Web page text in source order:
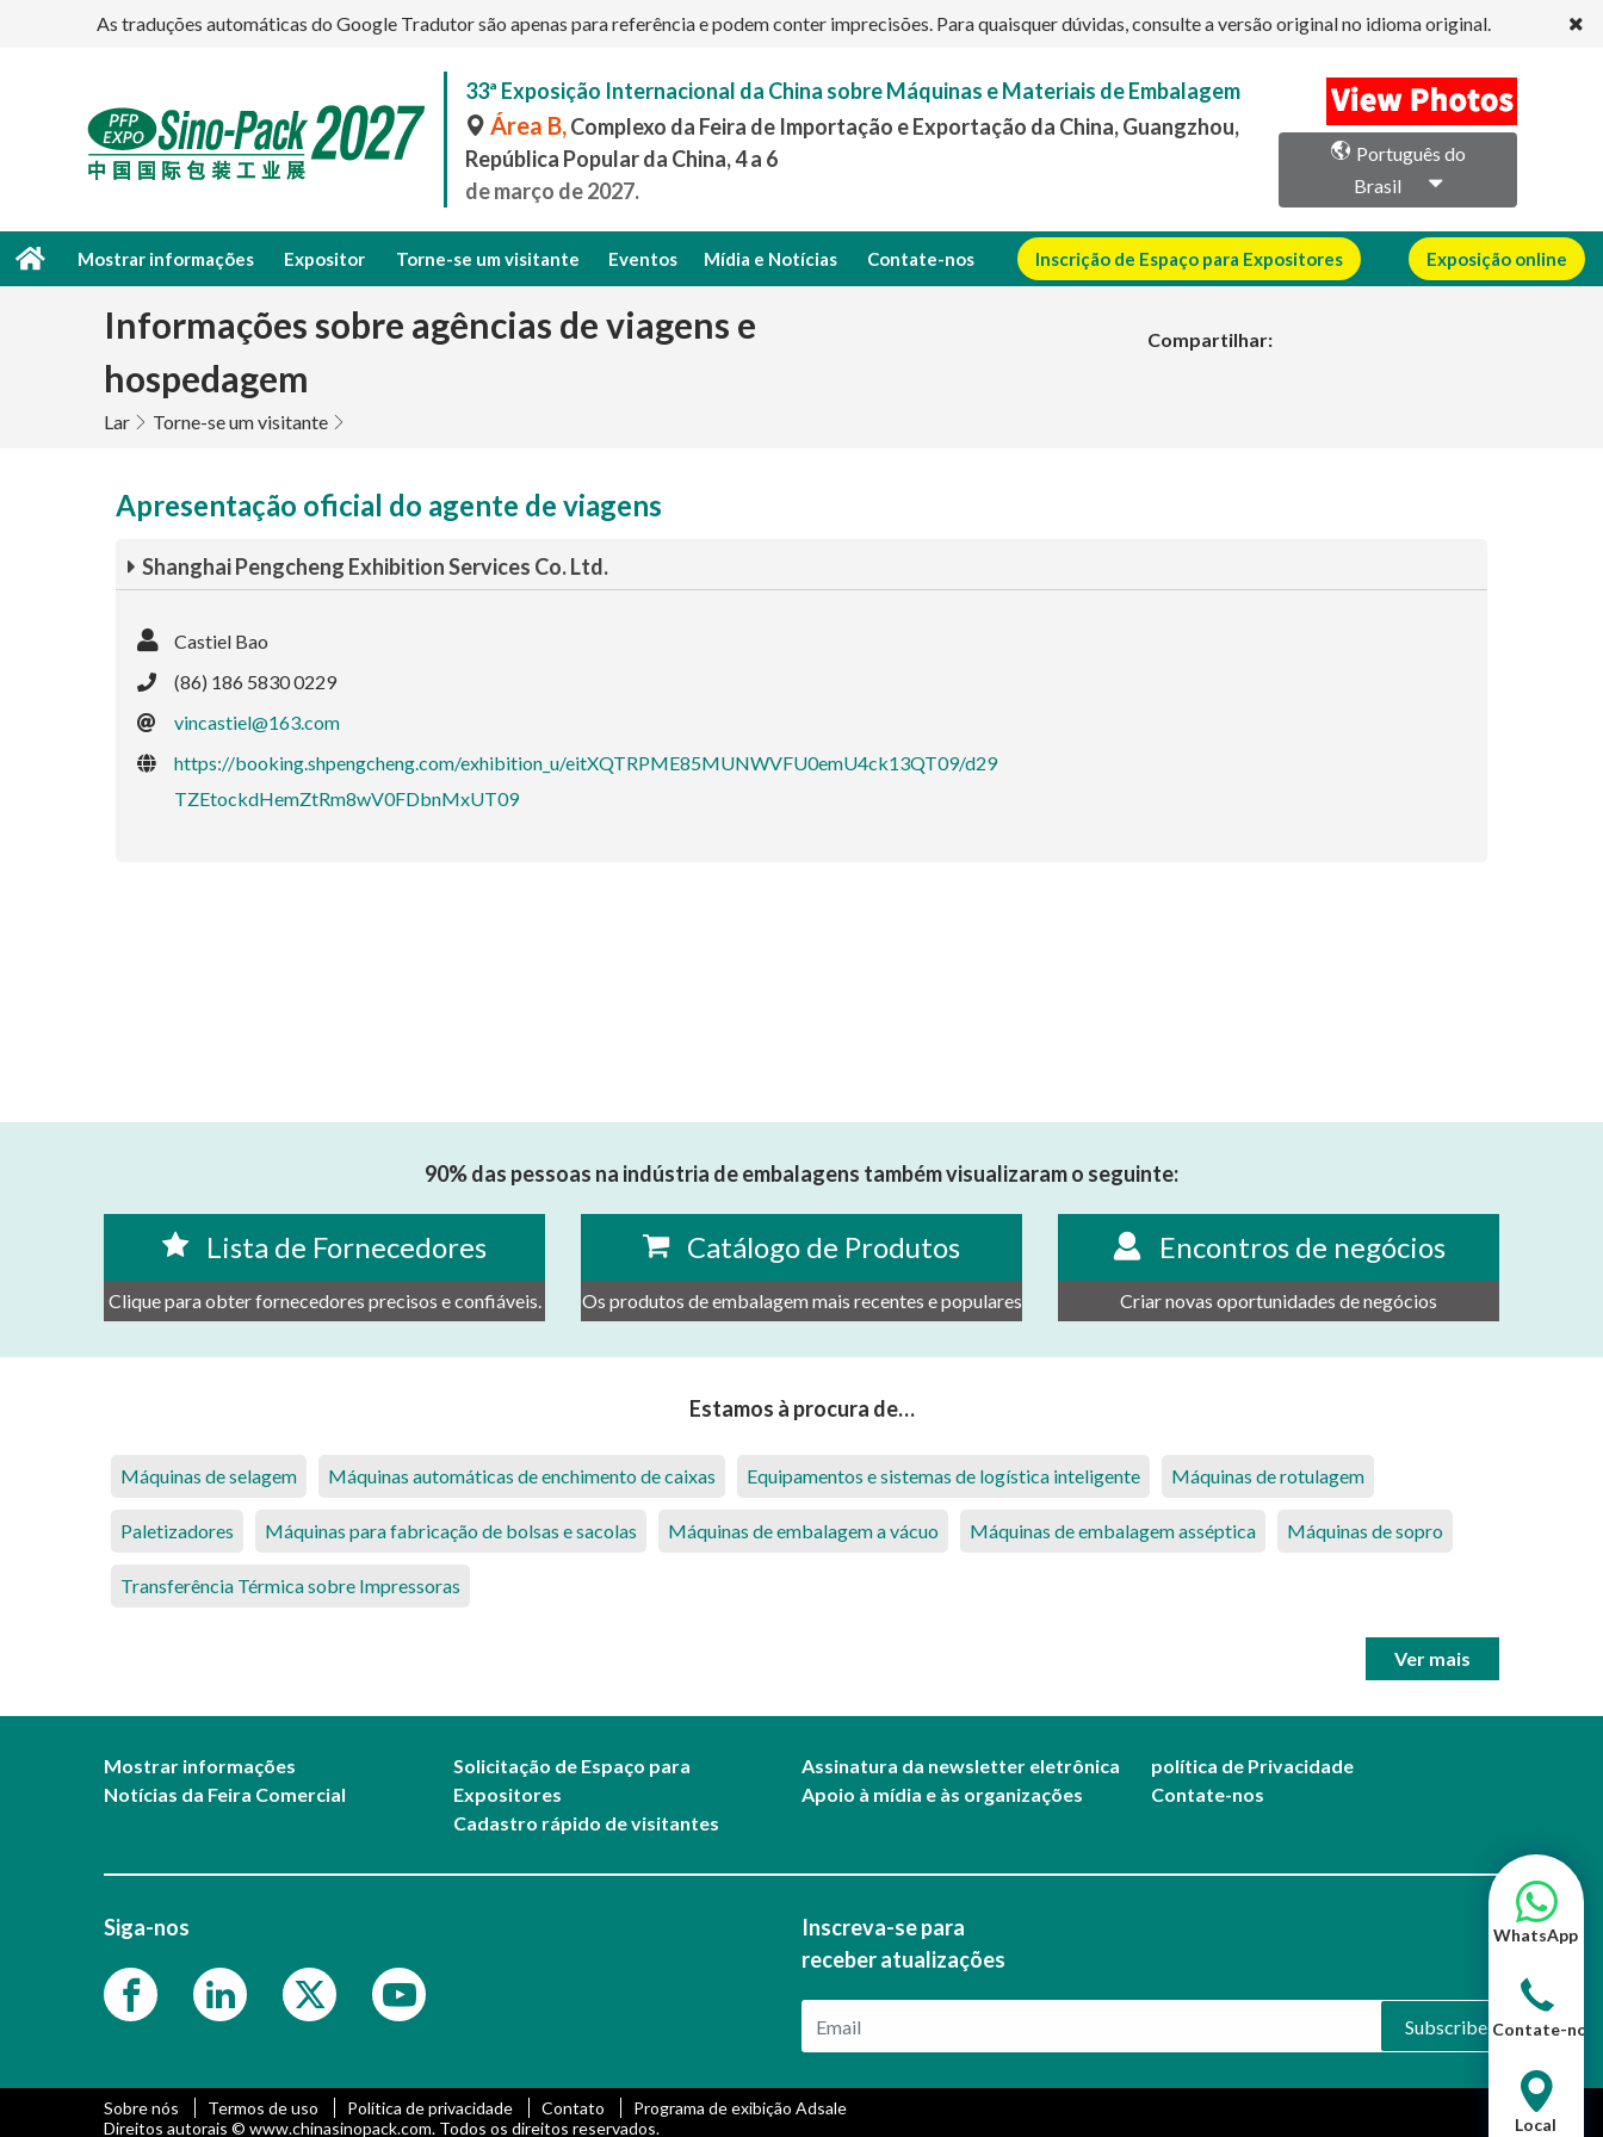
As traduções automáticas do Google Tradutor são apenas para referência e podem conter imprecisões. Para quaisquer dúvidas, consulte a versão original no idioma original.
33ª Exposição Internacional da China sobre Máquinas e Materiais de Embalagem
Área B,Complexo da Feira de Importação e Exportação da China, Guangzhou,
República Popular da China, 4 a 6
de março de 2027.
Português do
Brasil
Mostrar informações Expositor Torne-se um visitante Eventos Mídia e Notícias Contate-nos Inscrição de Espaço para Expositores Exposição online
Informações sobre agências de viagens e
hospedagem
Lar Torne-se um visitante
Compartilhar:
Apresentação oficial do agente de viagens
Shanghai Pengcheng Exhibition Services Co. Ltd.
Castiel Bao
(86) 186 5830 0229
vincastiel@163.com
https://booking.shpengcheng.com/exhibition_u/eitXQTRPME85MUNWVFU0emU4ck13QT09/d29
TZEtockdHemZtRm8wV0FDbnMxUT09
90% das pessoas na indústria de embalagens também visualizaram o seguinte:
Lista de Fornecedores
Clique para obter fornecedores precisos e confiáveis.
Catálogo de Produtos
Os produtos de embalagem mais recentes e populares
Encontros de negócios
Criar novas oportunidades de negócios
Estamos à procura de…
Máquinas de selagem Máquinas automáticas de enchimento de caixas Equipamentos e sistemas de logística inteligente Máquinas de rotulagem
Paletizadores Máquinas para fabricação de bolsas e sacolas Máquinas de embalagem a vácuo Máquinas de embalagem asséptica Máquinas de sopro
Transferência Térmica sobre Impressoras
Ver mais
Mostrar informações
Notícias da Feira Comercial
Solicitação de Espaço para
Expositores
Cadastro rápido de visitantes
Assinatura da newsletter eletrônica
Apoio à mídia e às organizações
política de Privacidade
Contate-nos
Siga-nos
Inscreva-se para
receber atualizações
Subscribe
Sobre nós Termos de uso Política de privacidade Contato
Programa de exibição Adsale
Direitos autorais © www.chinasinopack.com. Todos os direitos reservados.
WhatsApp
Contate-nos
Local